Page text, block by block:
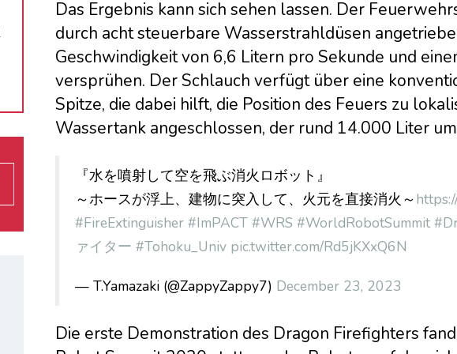
Das Ergebnis kann sich sehen lassen. Der
durch acht steuerbare Wasserstrahldüsen
Geschwindigkeit von 6,6 Litern pro Sekunde und
versprühen. Der Schlauch verfügt über eine
Spitze, die dabei hilft, die Position des Feuers zu
Wassertank angeschlossen, der rund 14.000 Liter
『水を噴射して空を飛ぶ消火ロボット』
～ホースが浮上、建物に突入して、火元を直接消火～
#FireExtinguisher #ImPACT #WRS #WorldRobotSummit
ァイター #Tohoku_Univ pic.twitter.com/Rd5jKXxQ6N
— T.Yamazaki (@ZappyZappy7) December 23, 2023
Die erste Demonstration des Dragon Firefighters